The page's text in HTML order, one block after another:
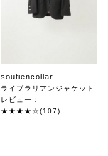
soutiencollar
ライブラリアンジャケット
レビュー：
★★★★☆(107)